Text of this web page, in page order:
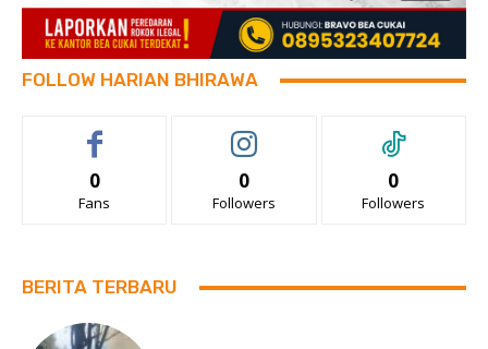
FOLLOW HARIAN BHIRAWA
0
Fans
0
Followers
0
Followers
BERITA TERBARU